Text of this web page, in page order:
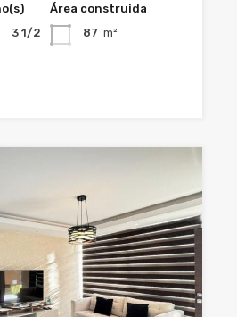
3 1/2
Área construida
87 m²